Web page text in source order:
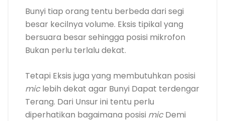
Bunyi tiap orang tentu berbeda dari segi
besar kecilnya volume. Eksis tipikal yang
bersuara besar sehingga posisi mikrofon
Bukan perlu terlalu dekat.
Tetapi Eksis juga yang membutuhkan posisi
miclebih dekat agar Bunyi Dapat terdengar
Terang. Dari Unsur ini tentu perlu
diperhatikan bagaimana posisi micDemi